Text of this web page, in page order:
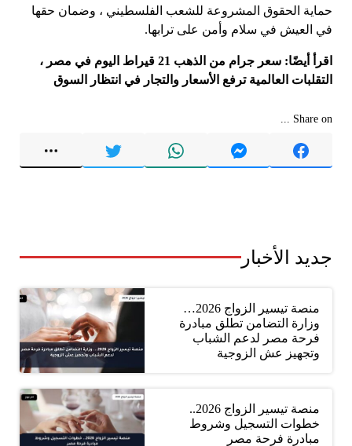
حماية الحقوق المشروعة للشعب الفلسطيني ، وضمان حقها
في العيش في سلام وأمن على ترابها.
اقرأ أيضًا: سعر جرام من الذهب 21 قيراط اليوم في مصر ،
التقلبات العالمية ترفع الأسعار والتجار في انتظار السوق
Share on ...
جديد الأخبار
منصة تيسير الزواج 2026…
وزارة التضامن تطلق مبادرة
فرحة مصر لدعم الشباب
وتجهيز عش الزوجية
منصة تيسير الزواج 2026..
خطوات التسجيل وشروط
مبادرة فرحة مصر